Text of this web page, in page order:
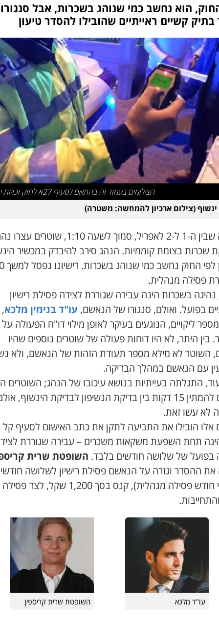
הוא נחשב כמי שנוהג בשכרות, אבל סנגורו
בתיק קשיים ראייתיים שהובילו להסדר טיעון
הצילומים בעמוד זה בהתאם לסעיף 27א לחוק זכויות יוצרים
ינשוף (צילום ארכיון להמחשה: משטרה)
בלילה שבין ה-1 ל-2 לאפריל, סמוך לשעה 1:10, שוטרים
שכרות בצומת קוממיות. הנהג סירב להיבדק במכשיר
פסילה מנהלית.
נהיגה בשכרות הינה עבירה שגוררת לצידה פסילת רישיון
בפועל. ואולם, סנגורו של הנאשם, עו"ד בנימין מלכא
ליקויים, הנוגעים בעיקר לאופן מילוי דו"ח הפעולה על
בין היתר, לא היו דוחות פעולה של שוטרים נוספים שהיו
השוטר לא מילא מספר תעודת הזהות של הנאשם, ולא
עם הנאשם במהלך הבדיקה.
התגלתה בעייתיות בנושא עיכובו של הנהג; השוטרים
צריכים להמתין 15 דקות בין בדיקת הנשיפון לבדיקת הינשוף,
לא עשו זאת.
אלו הובילו את התביעה לתקן את כתב האישום לסעיף קל
תחת השפעת משקאות משכרים – עבירה שגוררת
בפועל של שלושה חודשים בלבד. השופטת שרית
את ההסדר וגזרה על הנאשם פסילת רישיון לשלושה
(בניכוי חודש פסילה מנהלית), קנס בסך 1,200 שקל,
עו"ד מלכא השופטת שרית קריספין